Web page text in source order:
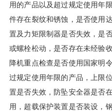
用的产品以及超过规定使用年
件存在裂纹和锈蚀，是否使用
置及力矩限制器是否失效，是
或螺栓松动，是否存在未经验
降机重点检查是否使用国家明
过规定使用年限的产品，上限
置是否失效，防坠安全器是否
用，超载保护装置是否装设，